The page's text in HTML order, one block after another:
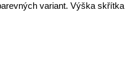
variant. Výška skřítka